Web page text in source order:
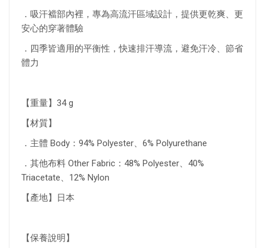
．吸汗襠部內裡，專為高流汗區域設計，提供更乾爽、更
安心的穿著體驗
．四季皆適用的平衡性，快速排汗導流，避免汗冷、節省
體力
【重量】34 g
【材質】
．主體 Body：94% Polyester、6% Polyurethane
．其他布料 Other Fabric：48% Polyester、40%
Triacetate、12% Nylon
【產地】日本
【保養說明】